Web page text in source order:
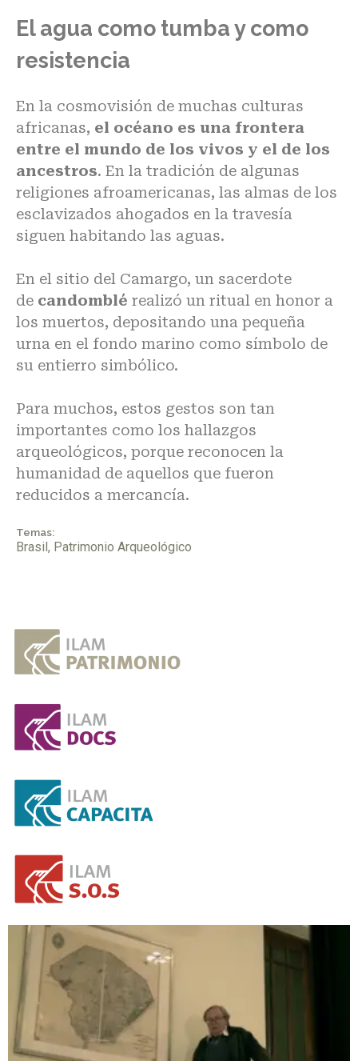
El agua como tumba y como
resistencia
En la cosmovisión de muchas culturas
africanas, el océano es una frontera
entre el mundo de los vivos y el de los
ancestros. En la tradición de algunas
religiones afroamericanas, las almas de los
esclavizados ahogados en la travesía
siguen habitando las aguas.
En el sitio del Camargo, un sacerdote
de candomblé realizó un ritual en honor a
los muertos, depositando una pequeña
urna en el fondo marino como símbolo de
su entierro simbólico.
Para muchos, estos gestos son tan
importantes como los hallazgos
arqueológicos, porque reconocen la
humanidad de aquellos que fueron
reducidos a mercancía.
Temas:
Brasil, Patrimonio Arqueológico